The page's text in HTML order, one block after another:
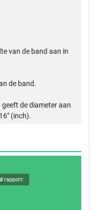
van de band aan in
de band.
geeft de diameter aan
(inch).
rapport: